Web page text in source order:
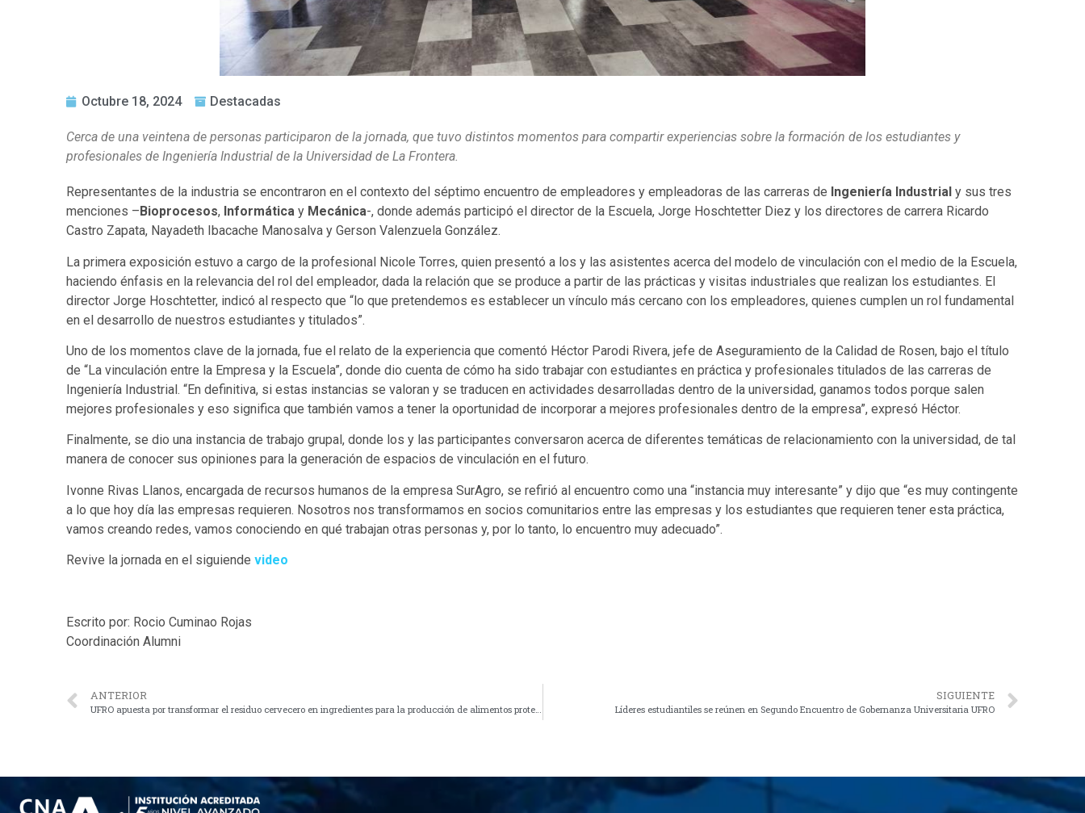
Octubre 18, 2024 Destacadas
Cerca de una veintena de personas participaron de la jornada, que tuvo distintos momentos para compartir experiencias sobre la formación de los estudiantes y
profesionales de Ingeniería Industrial de la Universidad de La Frontera.
Representantes de la industria se encontraron en el contexto del séptimo encuentro de empleadores y empleadoras de las carreras de Ingeniería Industrial y sus tres
menciones – Bioprocesos, Informática y Mecánica-, donde además participó el director de la Escuela, Jorge Hoschtetter Diez y los directores de carrera Ricardo
Castro Zapata, Nayadeth Ibacache Manosalva y Gerson Valenzuela González.
La primera exposición estuvo a cargo de la profesional Nicole Torres, quien presentó a los y las asistentes acerca del modelo de vinculación con el medio de la Escuela,
haciendo énfasis en la relevancia del rol del empleador, dada la relación que se produce a partir de las prácticas y visitas industriales que realizan los estudiantes. El
director Jorge Hoschtetter, indicó al respecto que “lo que pretendemos es establecer un vínculo más cercano con los empleadores, quienes cumplen un rol fundamental
en el desarrollo de nuestros estudiantes y titulados”.
Uno de los momentos clave de la jornada, fue el relato de la experiencia que comentó Héctor Parodi Rivera, jefe de Aseguramiento de la Calidad de Rosen, bajo el título
de “La vinculación entre la Empresa y la Escuela”, donde dio cuenta de cómo ha sido trabajar con estudiantes en práctica y profesionales titulados de las carreras de
Ingeniería Industrial. “En definitiva, si estas instancias se valoran y se traducen en actividades desarrolladas dentro de la universidad, ganamos todos porque salen
mejores profesionales y eso significa que también vamos a tener la oportunidad de incorporar a mejores profesionales dentro de la empresa”, expresó Héctor.
Finalmente, se dio una instancia de trabajo grupal, donde los y las participantes conversaron acerca de diferentes temáticas de relacionamiento con la universidad, de tal
manera de conocer sus opiniones para la generación de espacios de vinculación en el futuro.
Ivonne Rivas Llanos, encargada de recursos humanos de la empresa SurAgro, se refirió al encuentro como una “instancia muy interesante” y dijo que “es muy contingente
a lo que hoy día las empresas requieren. Nosotros nos transformamos en socios comunitarios entre las empresas y los estudiantes que requieren tener esta práctica,
vamos creando redes, vamos conociendo en qué trabajan otras personas y, por lo tanto, lo encuentro muy adecuado”.
Revive la jornada en el siguiende video
Escrito por: Rocio Cuminao Rojas
Coordinación Alumni
ANTERIOR
UFRO apuesta por transformar el residuo cervecero en ingredientes para la producción de alimentos proteicos y ricos en fibra
SIGUIENTE
Líderes estudiantiles se reúnen en Segundo Encuentro de Gobernanza Universitaria UFRO